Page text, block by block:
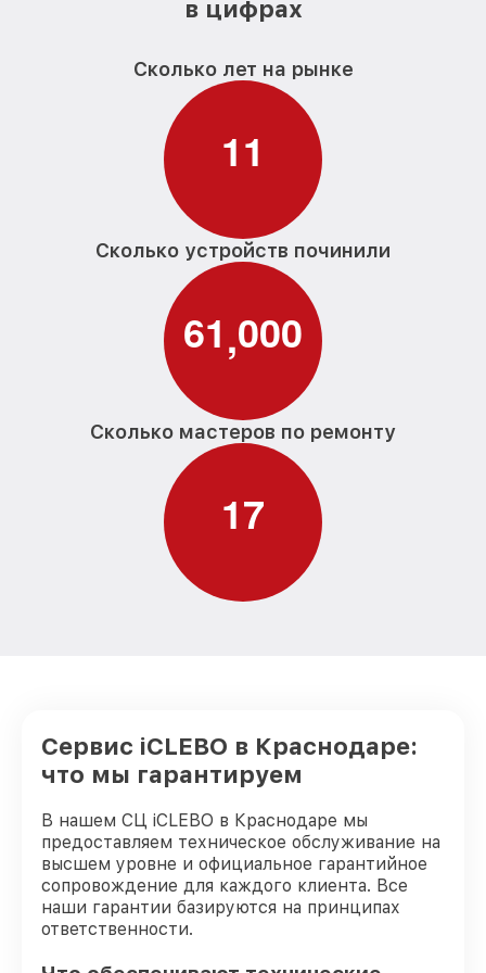
Калибровка робота-пылесоса iCLEBO
пылесоса iCLEBO
Профилактическая чистка робота-
Замена материнской платы робота-
Прошивка робота-пылесоса iCLEBO
Ремонт цепи питания робота-пылесоса
Замена аккумулятора робота-пылесоса
Замена датчиков управления, высоты,
движения робота-пылесоса iCLEBO
Комплексная чистка робота-пылесоса
Восстановление аккумулятора робота-
Ремонт двигателя робота-пылесоса
в цифрах
Сколько лет на рынке
11
Сколько устройств починили
61,000
Сколько мастеров по ремонту
17
Сервис iCLEBO в Краснодаре:
что мы гарантируем
В нашем СЦ iCLEBO в Краснодаре мы
предоставляем техническое обслуживание на
высшем уровне и официальное гарантийное
сопровождение для каждого клиента. Все
наши гарантии базируются на принципах
ответственности.